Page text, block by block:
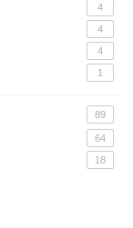
4
4
4
1
89
64
18